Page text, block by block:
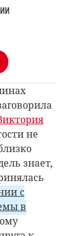
не
знает,
с
в